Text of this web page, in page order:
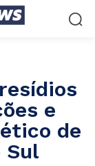
e
de
Sul